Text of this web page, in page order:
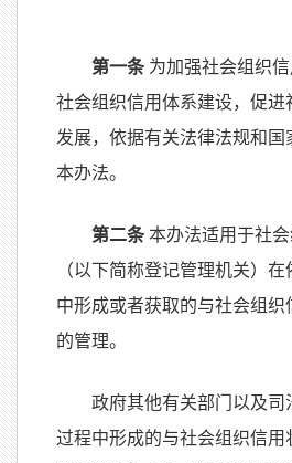
第一条为加强社会组织
社会组织信用体系建设，促进
发展，依据有关法律法规和国
本办法。
第二条本办法适用于社
（以下简称登记管理机关）
中形成或者获取的与社会组织
的管理。
政府其他有关部门以及司
过程中形成的与社会组织信用